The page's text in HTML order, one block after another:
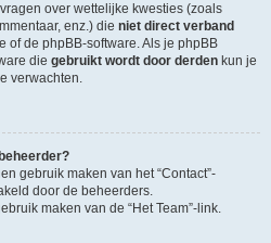
over wettelijke kwesties (zoals
enz.) die niet direct verband
of de phpBB-software. Als je phpBB
die gebruikt wordt door derden kun je
verwachten.
gebruik maken van het “Contact”-
door de beheerders.
maken van de “Het Team”-link.